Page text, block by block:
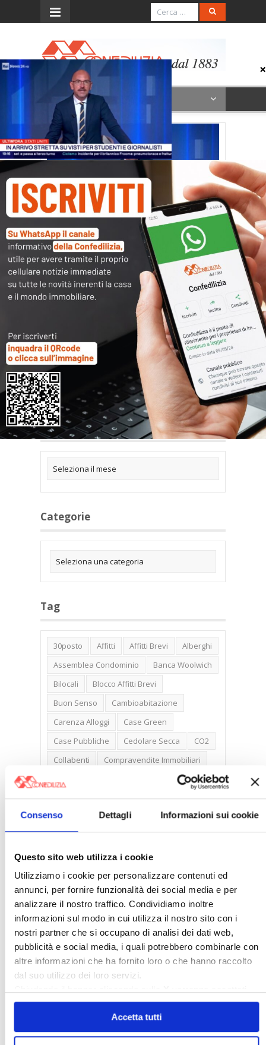
Consenso Dettagli Informazioni sui cookie
Questo sito web utilizza i cookie
Utilizziamo i cookie per personalizzare contenuti ed
annunci, per fornire funzionalità dei social media e per
analizzare il nostro traffico. Condividiamo inoltre
informazioni sul modo in cui utilizza il nostro sito con i
nostri partner che si occupano di analisi dei dati web,
pubblicità e social media, i quali potrebbero combinarle con
altre informazioni che ha fornito loro o che hanno raccolto
dal suo utilizzo dei loro servizi.
solo i cookie necessari.
Accetta tutti
Menu
28.8.25_Rainews_1915
Articoli collegati
Archivi
Categorie
Tag
30posto Affitti Affitti Brevi
Alberghi
Assemblea Condominio
Banca Woolwich
Bilocali
Blocco Affitti Brevi
Buon Senso
Cambioabitazione
Carenza Alloggi
Case Green
Case Pubbliche
Cedolare Secca
CO2
Collabenti
Compravendite Immobiliari
Confedilizia.EU
Detrazioni Edilizie
Dirittiproprietà
Emissioni
Firenze
Ideologia Green
Irregolarità Formali
Libero Mercato
Monolocali
New York
Nudaproprietà
Prezzi Case
Rendite Catastali
Rivoluzioneliberale
Ruderi
Sicurezza
Sommerso
Cerca